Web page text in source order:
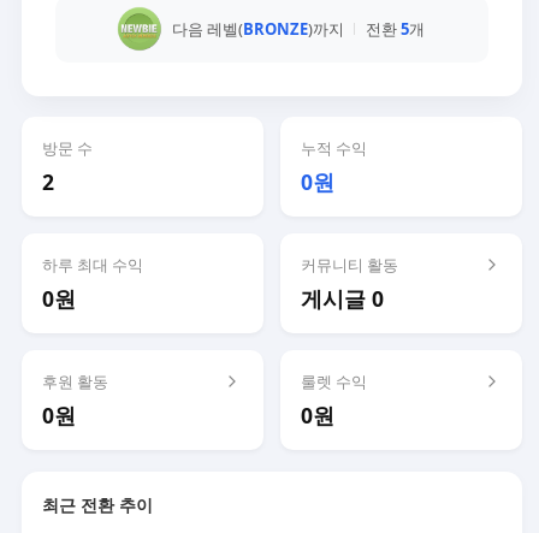
다음 레벨(BRONZE)까지 전환5개
방문 수
2
누적 수익
0원
하루 최대 수익
0원
커뮤니티 활동
게시글 0
후원 활동
0원
룰렛 수익
0원
최근 전환 추이